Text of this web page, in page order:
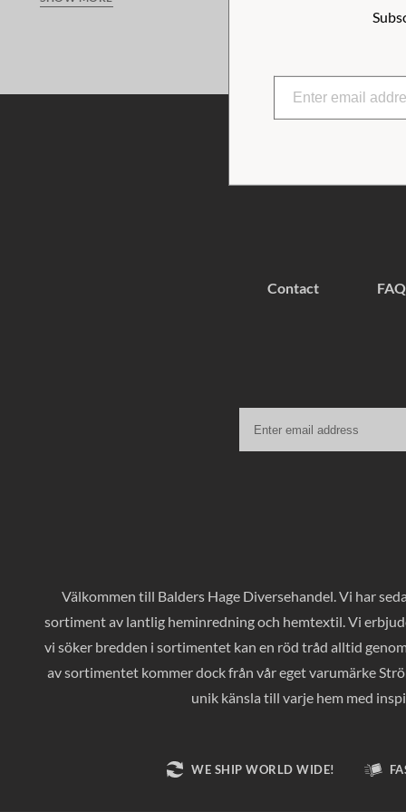
Bag is made from recycled materials with strong nylon
Contact FAQ
Välkommen till Balders Hage Diversehandel. Vi har
sortiment av lantlig heminredning och hemtextil. Vi
vi söker bredden i sortimentet kan en röd tråd alltid
av sortimentet kommer dock från vår eget varumärke
unik känsla till varje hem med
WE SHIP WORLD WIDE!